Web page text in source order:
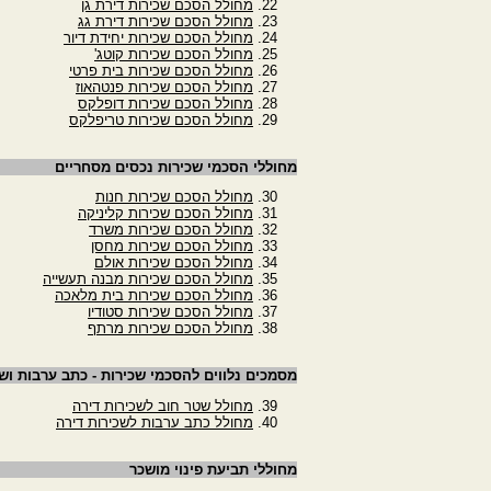
מחולל הסכם שכירות דירת גן
מחולל הסכם שכירות דירת גג
מחולל הסכם שכירות יחידת דיור
מחולל הסכם שכירות קוטג'
מחולל הסכם שכירות בית פרטי
מחולל הסכם שכירות פנטהאוז
מחולל הסכם שכירות דופלקס
מחולל הסכם שכירות טריפלקס
מחוללי הסכמי שכירות נכסים מסחריים
מחולל הסכם שכירות חנות
מחולל הסכם שכירות קליניקה
מחולל הסכם שכירות משרד
מחולל הסכם שכירות מחסן
מחולל הסכם שכירות אולם
מחולל הסכם שכירות מבנה תעשייה
מחולל הסכם שכירות בית מלאכה
מחולל הסכם שכירות סטודיו
מחולל הסכם שכירות מרתף
מסמכים נלווים להסכמי שכירות - כתב ערבות
מחולל שטר חוב לשכירות דירה
מחולל כתב ערבות לשכירות דירה
מחוללי תביעת פינוי מושכר